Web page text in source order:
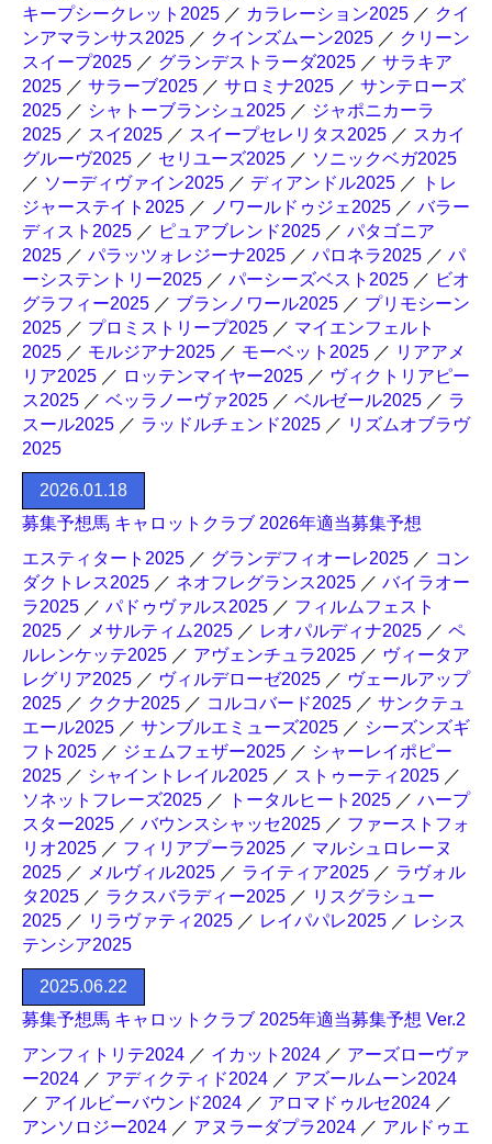
キープシークレット2025 ／ カラレーション2025 ／ クイ
ンアマランサス2025 ／ クインズムーン2025 ／ クリーン
スイープ2025 ／ グランデストラーダ2025 ／ サラキア
2025 ／ サラーブ2025 ／ サロミナ2025 ／ サンテローズ
2025 ／ シャトーブランシュ2025 ／ ジャポニカーラ
2025 ／ スイ2025 ／ スイープセレリタス2025 ／ スカイ
グルーヴ2025 ／ セリユーズ2025 ／ ソニックベガ2025
／ ソーディヴァイン2025 ／ ディアンドル2025 ／
トレ
ジャーステイト2025 ／ ノワールドゥジェ2025 ／ バラー
ディスト2025 ／ ピュアブレンド2025 ／ パタゴニア
2025 ／ パラッツォレジーナ2025 ／ パロネラ2025 ／ パ
ーシステントリー2025 ／ パーシーズベスト2025 ／ ビオ
グラフィー2025 ／ ブランノワール2025 ／ プリモシーン
2025 ／ プロミストリープ2025 ／ マイエンフェルト
2025 ／ モルジアナ2025 ／ モーベット2025 ／ リアアメ
リア2025 ／ ロッテンマイヤー2025 ／ ヴィクトリアピー
ス2025 ／ ベッラノーヴァ2025 ／ ベルゼール2025 ／ ラ
スール2025 ／ ラッドルチェンド2025 ／ リズムオブラヴ
2025
2026.01.18
募集予想馬 キャロットクラブ 2026年適当募集予想
エスティタート2025 ／ グランデフィオーレ2025 ／ コン
ダクトレス2025 ／ ネオフレグランス2025 ／ バイラオー
ラ2025 ／ パドゥヴァルス2025 ／ フィルムフェスト
2025 ／ メサルティム2025 ／ レオパルディナ2025 ／ ペ
ルレンケッテ2025 ／ アヴェンチュラ2025 ／ ヴィータア
レグリア2025 ／ ヴィルデローゼ2025 ／ ヴェールアップ
2025 ／ ククナ2025 ／ コルコバード2025 ／ サンクテュ
エール2025 ／ サンブルエミューズ2025 ／ シーズンズギ
フト2025 ／ ジェムフェザー2025 ／ シャーレイポピー
2025 ／ シャイントレイル2025 ／ ストゥーティ2025 ／
ソネットフレーズ2025 ／ トータルヒート2025 ／ ハープ
スター2025 ／ バウンスシャッセ2025 ／ ファーストフォ
リオ2025 ／ フィリアプーラ2025 ／ マルシュロレーヌ
2025 ／ メルヴィル2025 ／ ライティア2025 ／ ラヴォル
タ2025 ／ ラクスバラディー2025 ／ リスグラシュー
2025 ／ リラヴァティ2025 ／ レイパパレ2025 ／ レシス
テンシア2025
2025.06.22
募集予想馬 キャロットクラブ 2025年適当募集予想 Ver.2
アンフィトリテ2024 ／ イカット2024 ／ アーズローヴァ
ー2024 ／ アディクティド2024 ／ アズールムーン2024
／ アイルビーバウンド2024 ／ アロマドゥルセ2024 ／
アンソロジー2024 ／ アヌラーダプラ2024 ／ アルドゥエ